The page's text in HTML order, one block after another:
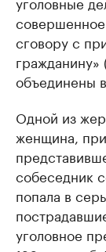
сговору с
объединены
Одной из
женщина,
собеседник
попала в
уголовное